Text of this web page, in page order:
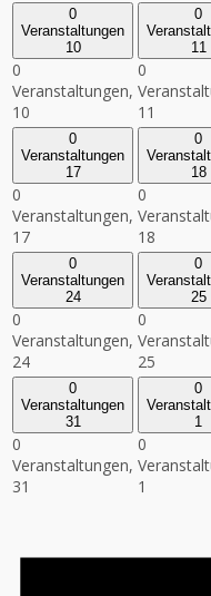
0
Veranstaltungen
10
0
Veranstaltungen,
10
0
11
0
11
0
Veranstaltungen
17
0
Veranstaltungen,
17
0
18
0
18
0
Veranstaltungen
24
0
Veranstaltungen,
24
0
25
0
25
0
Veranstaltungen
31
0
Veranstaltungen,
31
0
1
0
1